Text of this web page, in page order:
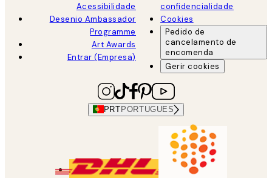
Acessibilidade
Desenio Ambassador
Programme
Art Awards
Entrar (Empresa)
confidencialidade
Cookies
Pedido de
cancelamento de
encomenda
Gerir cookies
PRT PORTUGUES